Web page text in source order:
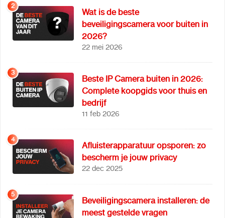
2
Wat is de beste
beveiligingscamera voor buiten in
2026?
22 mei 2026
3
Beste IP Camera buiten in 2026:
Complete koopgids voor thuis en
bedrijf
11 feb 2026
4
Afluisterapparatuur opsporen: zo
bescherm je jouw privacy
22 dec 2025
5
Beveiligingscamera installeren: de
meest gestelde vragen